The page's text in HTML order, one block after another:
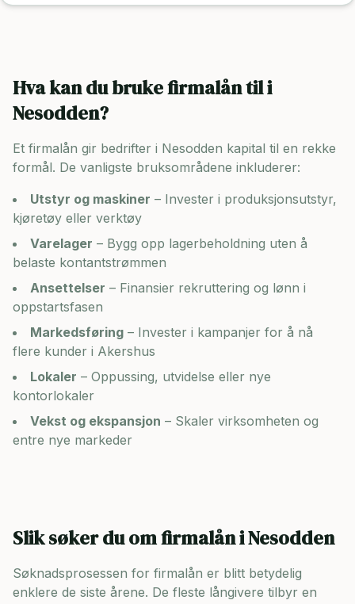
Hva kan du bruke firmalån til i
Nesodden?
Et firmalån gir bedrifter i Nesodden kapital til en rekke
formål. De vanligste bruksområdene inkluderer:
Utstyr og maskiner – Invester i produksjonsutstyr,
kjøretøy eller verktøy
Varelager – Bygg opp lagerbeholdning uten å
belaste kontantstrømmen
Ansettelser – Finansier rekruttering og lønn i
oppstartsfasen
Markedsføring – Invester i kampanjer for å nå
flere kunder i Akershus
Lokaler – Oppussing, utvidelse eller nye
kontorlokaler
Vekst og ekspansjon – Skaler virksomheten og
entre nye markeder
Slik søker du om firmalån iNesodden
Søknadsprosessen for firmalån er blitt betydelig
enklere de siste årene. De fleste långivere tilbyr en